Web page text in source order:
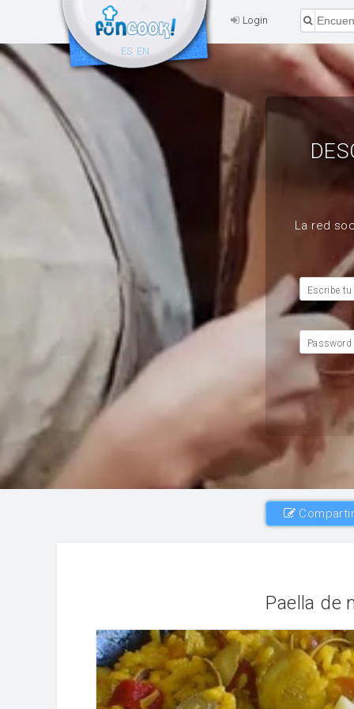
Login
ES EN
La red
Escribe
Password
Paella de